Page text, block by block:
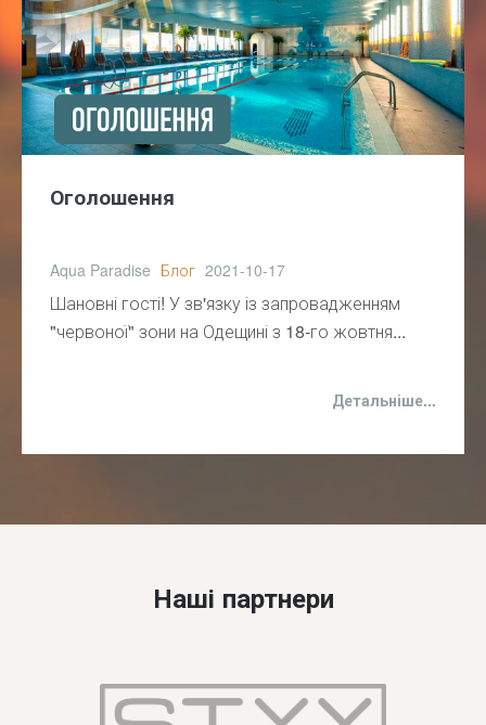
Оголошення
Aqua Paradise Блог 2021-10-17
Шановні гості! У зв'язку із запровадженням
"червоної" зони на Одещині з 18-го жовтня...
Детальніше...
Наші партнери